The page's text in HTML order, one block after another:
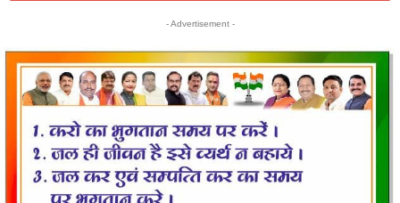
- Advertisement -